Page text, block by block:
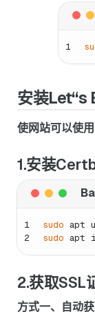
1
安装Let“s
使网站可以使
1.安装
1
2
sudo apt
sudo apt
2.获取SSL
方式一、自动